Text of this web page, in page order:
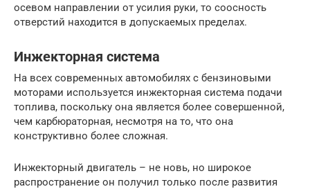
осевом направлении от усилия руки, то соосность
отверстий находится в допускаемых пределах.
Инжекторная система
На всех современных автомобилях с бензиновыми
моторами используется инжекторная система подачи
топлива, поскольку она является более совершенной,
чем карбюраторная, несмотря на то, что она
конструктивно более сложная.
Инжекторный двигатель – не новь, но широкое
распространение он получил только после развития